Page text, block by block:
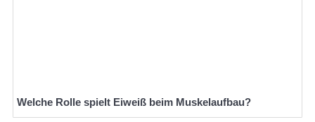
Welche Rolle spielt Eiweiß beim Muskelaufbau?